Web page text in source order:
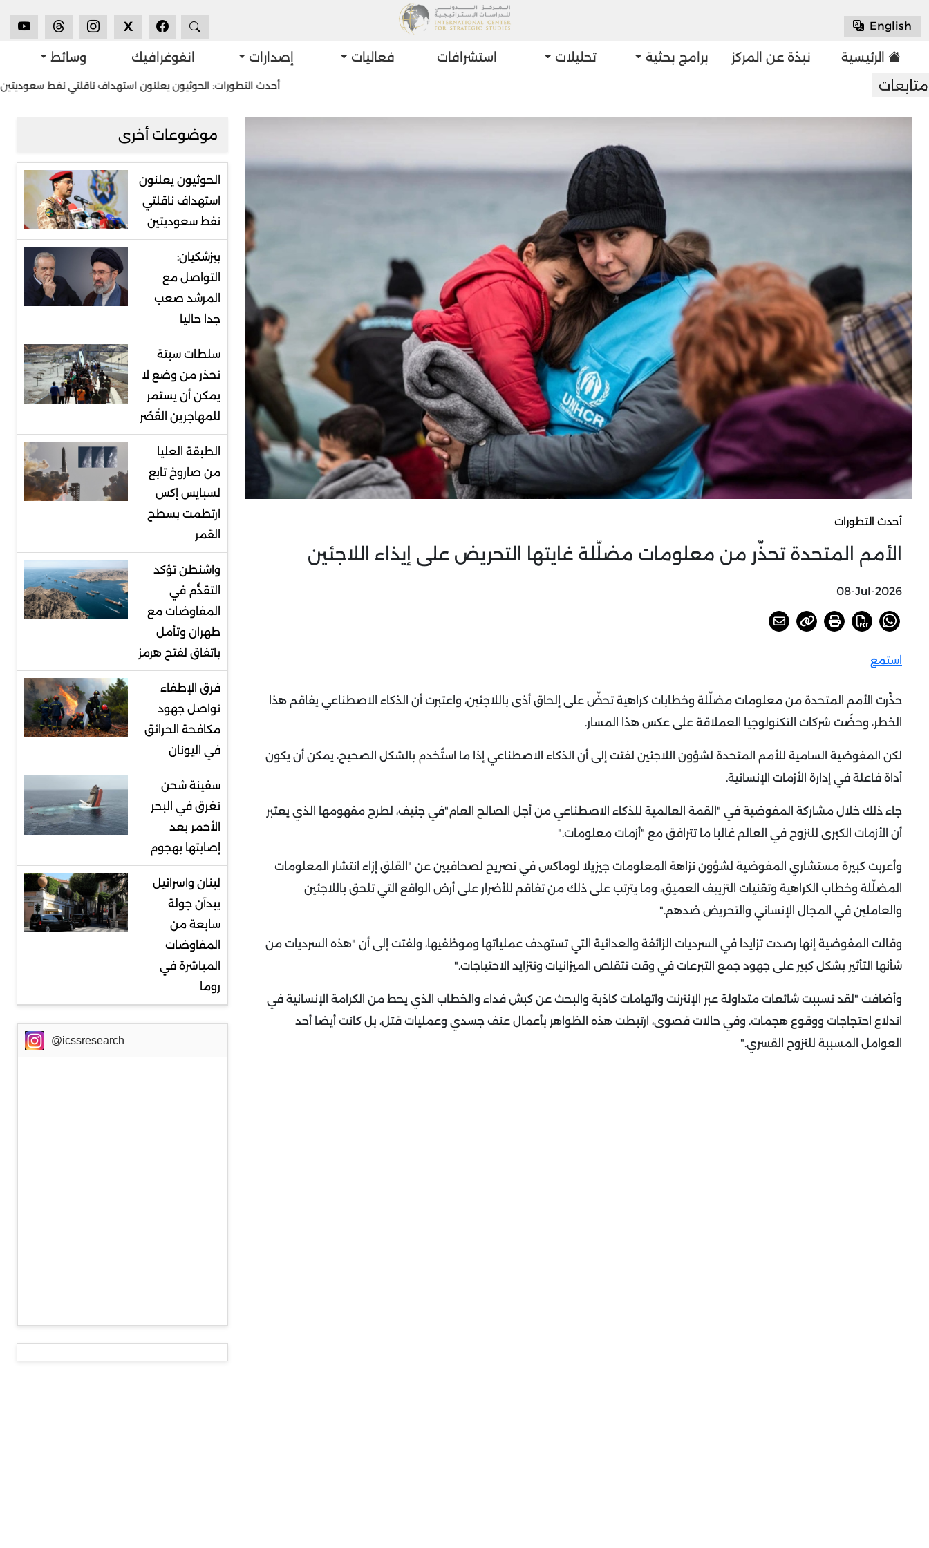
English
X
الرئيسية نبذة عن المركز برامج بحثية تحليلات استشرافات فعاليات إصدارات انفوغرافيك وسائط
أحدث التطورات: الحوثيون يعلنون استهداف ناقلتي نفط سعوديتين
أحدث التطورات
الأمم المتحدة تحذّر من معلومات مضلّلة غايتها التحريض على إيذاء اللاجئين
08-Jul-2026
استمع
حذّرت الأمم المتحدة من معلومات مضلّلة وخطابات كراهية تحضّ على إلحاق أذى باللاجئين، واعتبرت أن الذكاء الاصطناعي يفاقم هذا
الخطر، وحضّت شركات التكنولوجيا العملاقة على عكس هذا المسار.
لكن المفوضية السامية للأمم المتحدة لشؤون اللاجئين لفتت إلى أن الذكاء الاصطناعي إذا ما استُخدم بالشكل الصحيح، يمكن أن يكون
أداة فاعلة في إدارة الأزمات الإنسانية.
جاء ذلك خلال مشاركة المفوضية في "القمة العالمية للذكاء الاصطناعي من أجل الصالح العام"في جنيف، لطرح مفهومها الذي يعتبر
أن الأزمات الكبرى للنزوح في العالم غالبا ما تترافق مع "أزمات معلومات".
وأعربت كبيرة مستشاري المفوضية لشؤون نزاهة المعلومات جيزيلا لوماكس في تصريح لصحافيين عن "القلق إزاء انتشار المعلومات
المضلّلة وخطاب الكراهية وتقنيات التزييف العميق، وما يترتب على ذلك من تفاقم للأضرار على أرض الواقع التي تلحق باللاجئين
والعاملين في المجال الإنساني والتحريض ضدهم".
وقالت المفوضية إنها رصدت تزايدا في السرديات الزائفة والعدائية التي تستهدف عملياتها وموظفيها، ولفتت إلى أن "هذه السرديات من
شأنها التأثير بشكل كبير على جهود جمع التبرعات في وقت تتقلص الميزانيات وتتزايد الاحتياجات".
وأضافت "لقد تسببت شائعات متداولة عبر الإنترنت واتهامات كاذبة والبحث عن كبش فداء والخطاب الذي يحط من الكرامة الإنسانية في
اندلاع احتجاجات ووقوع هجمات. وفي حالات قصوى، ارتبطت هذه الظواهر بأعمال عنف جسدي وعمليات قتل، بل كانت أيضا أحد
العوامل المسببة للنزوح القسري".
موضوعات أخرى
الحوثيون يعلنون
استهداف ناقلتي
نفط سعوديتين
بيزشكيان:
التواصل مع
المرشد صعب
جدا حاليا
سلطات سبتة
تحذر من وضع لا
يمكن أن يستمر
للمهاجرين القُصّر
الطبقة العليا
من صاروخ تابع
لسبايس إكس
ارتطمت بسطح
القمر
واشنطن تؤكد
التقدُّم في
المفاوضات مع
طهران وتأمل
باتفاق لفتح هرمز
فرق الإطفاء
تواصل جهود
مكافحة الحرائق
في اليونان
سفينة شحن
تغرق في البحر
الأحمر بعد
إصابتها بهجوم
لبنان واسرائيل
يبدآن جولة
سابعة من
المفاوضات
المباشرة في
روما
@icssresearch